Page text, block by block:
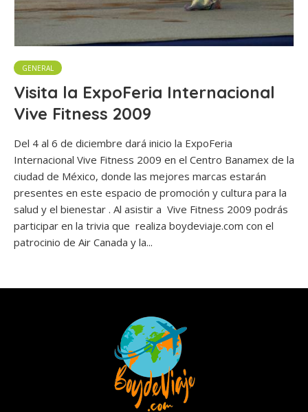
GENERAL
Visita la ExpoFeria Internacional
Vive Fitness 2009
Del 4 al 6 de diciembre dará inicio la ExpoFeria
Internacional Vive Fitness 2009 en el Centro Banamex de la
ciudad de México, donde las mejores marcas estarán
presentes en este espacio de promoción y cultura para la
salud y el bienestar . Al asistir a Vive Fitness 2009 podrás
participar en la trivia que realiza boydeviaje.com con el
patrocinio de Air Canada y la...